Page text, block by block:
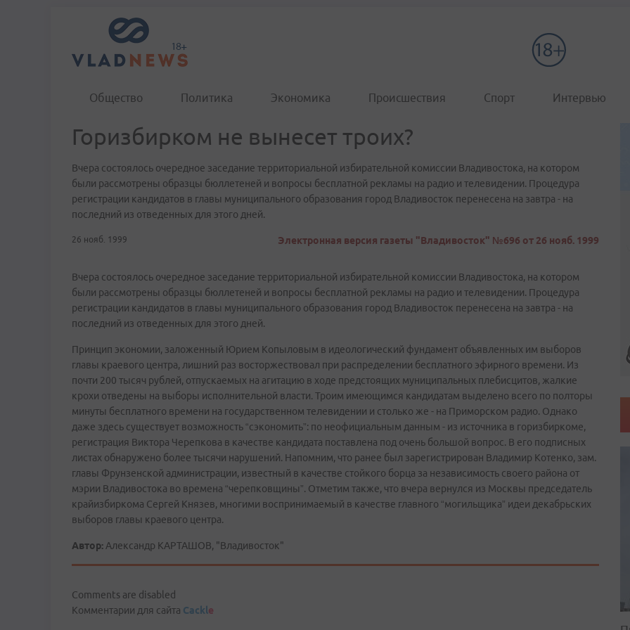
Общество Политика Экономика Происшествия Спорт Интервью
Горизбирком не вынесет троих?
Вчера состоялось очередное заседание территориальной избирательной комиссии Владивостока, на котором
были рассмотрены образцы бюллетеней и вопросы бесплатной рекламы на радио и телевидении. Процедура
регистрации кандидатов в главы муниципального образования город Владивосток перенесена на завтра - на
последний из отведенных для этого дней.
26 нояб. 1999 Электронная версия газеты "Владивосток" №696 от 26 нояб. 1999
Вчера состоялось очередное заседание территориальной избирательной комиссии Владивостока, на котором
были рассмотрены образцы бюллетеней и вопросы бесплатной рекламы на радио и телевидении. Процедура
регистрации кандидатов в главы муниципального образования город Владивосток перенесена на завтра - на
последний из отведенных для этого дней.
Принцип экономии, заложенный Юрием Копыловым в идеологический фундамент объявленных им выборов
главы краевого центра, лишний раз восторжествовал при распределении бесплатного эфирного времени. Из
почти 200 тысяч рублей, отпускаемых на агитацию в ходе предстоящих муниципальных плебисцитов, жалкие
крохи отведены на выборы исполнительной власти. Троим имеющимся кандидатам выделено всего по полторы
минуты бесплатного времени на государственном телевидении и столько же - на Приморском радио. Однако
даже здесь существует возможность “сэкономить”: по неофициальным данным - из источника в горизбиркоме,
регистрация Виктора Черепкова в качестве кандидата поставлена под очень большой вопрос. В его подписных
листах обнаружено более тысячи нарушений. Напомним, что ранее был зарегистрирован Владимир Котенко, зам.
главы Фрунзенской администрации, известный в качестве стойкого борца за независимость своего района от
мэрии Владивостока во времена “черепковщины”. Отметим также, что вчера вернулся из Москвы председатель
крайизбиркома Сергей Князев, многими воспринимаемый в качестве главного “могильщика” идеи декабрьских
выборов главы краевого центра.
Автор: Александр КАРТАШОВ, "Владивосток"
Comments are disabled
Комментарии для сайта Cackle